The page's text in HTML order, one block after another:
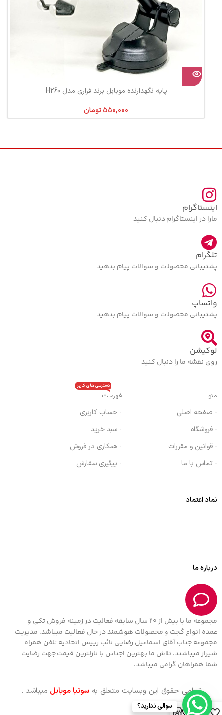
پایه نگهدارنده موبایل برند فراری مدل H260
تومان
اینستاگرام
مارا در اینستاگرام دنبال کنید
تلگرام
پشتیبانی محصولات و سوالات پیام بدهید
واتساپ
پشتیبانی محصولات و سوالات پیام بدهید
لوکیشن
روی نقشه ما را دنبال کنید
منو
- صفحه اصلی
- فروشگاه
- قوانین و مقررات
- تماس با ما
فهرست
دسترسی های کاربر
- حساب کاربری
- سبد خرید
- همکاری در فروش
- پیگیری سفارش
نماد اعتماد
درباره ما
مجموعه ما با بیش از 20 سال سابقه فعالیت در زمینه فروش تکی و
عمده انواع گجت و محصولات هوشمند در حال فعالیت میباشد. مدیریت
مجموعه جناب آقای اسماعیل رضایی نائب رییس اتحادیه تلفن همراه
شیراز میباشند. تلاش ما بهترین اجناس با نازلترین قیمت جهت رضایت
شما همراهان گرامی میباشد.
تمامی حقوق این وبسایت متعلق بهسونیا موبایل میباشد .
سوالی ندارید؟ 0